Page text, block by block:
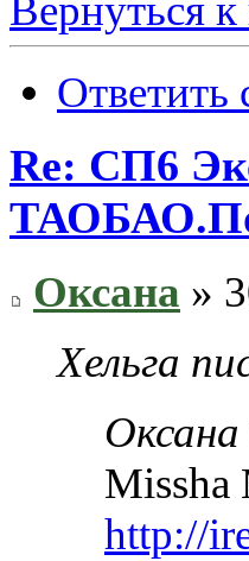
Ответить
Re: СП6
Оксана »
Хельга
Missha
http://